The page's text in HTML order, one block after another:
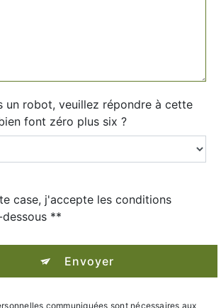
un robot, veuillez répondre à cette
font zéro plus six ?
case, j'accepte les conditions
**
Envoyer
communiquées sont nécessaires aux